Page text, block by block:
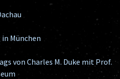
München
von Charles M. Duke mit Prof.